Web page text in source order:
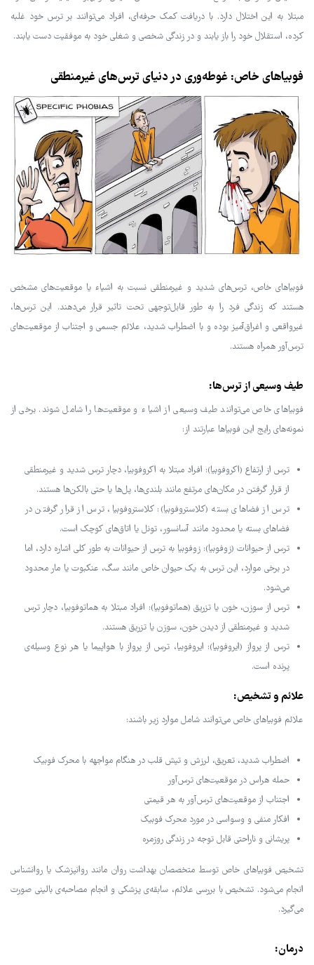
مبتلا به این اختلال دارد. با دریافت کمک حرفه‌ای، افراد می‌توانند بر ترس خود غلبه
کرده، استقلال خود را باز یابند و در زندگی شخصی و شغلی خود به موفقیت دست یابند.
فوبیاهای خاص: غوطه‌وری در دنیای ترس‌های غیرمنطقی
فوبیاهای خاص، ترس‌های شدید و غیرمنطقی نسبت به اشیاء یا موقعیت‌های مشخص
هستند که زندگی فرد را به طور قابل‌توجهی تحت تاثیر قرار می‌دهند. این ترس‌ها،
غیرواقعی و اغراق‌آمیز بوده و با اضطراب شدید، علائم جسمی و اجتناب از موقعیت‌های
ترس‌آور همراه هستند.
طیف وسیعی از ترس‌ها:
فوبیاهای خاص می‌توانند طیف وسیعی از اشیاء و موقعیت‌ها را شامل شوند. برخی از
نمونه‌های رایج این فوبیاها عبارتند از:
ترس از ارتفاع (اکروفوبیا): افراد مبتلا به اکروفوبیا، دچار ترس شدید و غیرمنطقی
از قرار گرفتن در مکان‌های مرتفع مانند بلندی‌ها، پل‌ها یا حتی بالکن‌ها هستند.
ترس از فضاهای بسته (کلاستروفوبیا): کلاستروفوبیا، ترس از قرار گرفتن در
فضاهای بسته یا محدود مانند آسانسور، تونل یا اتاق‌های کوچک است.
ترس از حیوانات (زوفوبیا): زوفوبیا به ترس از حیوانات به طور کلی اشاره دارد، اما
در برخی موارد، این ترس به یک حیوان خاص مانند سگ، عنکبوت یا مار محدود
می‌شود.
ترس از سوزن، خون یا تزریق (هماتوفوبیا): افراد مبتلا به هماتوفوبیا، دچار ترس
شدید و غیرمنطقی از دیدن خون، سوزن یا تزریق هستند.
ترس از پرواز (ایروفوبیا): ایروفوبیا، ترس از پرواز با هواپیما یا هر نوع وسیله‌ی
پرنده است.
علائم و تشخیص:
علائم فوبیاهای خاص می‌توانند شامل موارد زیر باشند:
اضطراب شدید، تعریق، لرزش و تپش قلب در هنگام مواجهه با محرک فوبیک
حمله هراس در موقعیت‌های ترس‌آور
اجتناب از موقعیت‌های ترس‌آور به هر قیمتی
افکار منفی و وسواسی در مورد محرک فوبیک
پریشانی و ناراحتی قابل توجه در زندگی روزمره
تشخیص فوبیاهای خاص توسط متخصصان بهداشت روان مانند روانپزشک یا روانشناس
انجام می‌شود. تشخیص با بررسی علائم، سابقه‌ی پزشکی و انجام مصاحبه‌ی بالینی صورت
می‌گیرد.
درمان: